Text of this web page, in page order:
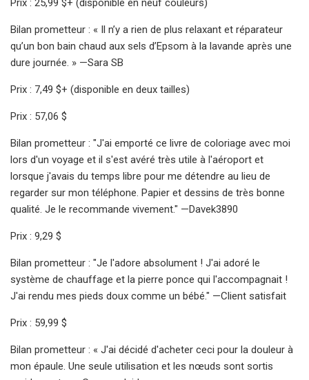
Prix : 25,99 $+ (disponible en neuf couleurs)
Bilan prometteur : « Il n’y a rien de plus relaxant et réparateur
qu’un bon bain chaud aux sels d’Epsom à la lavande après une
dure journée. » —Sara SB
Prix ​​: 7,49 $+ (disponible en deux tailles)
Prix : 57,06 $
Bilan prometteur : "J'ai emporté ce livre de coloriage avec moi
lors d'un voyage et il s'est avéré très utile à l'aéroport et
lorsque j'avais du temps libre pour me détendre au lieu de
regarder sur mon téléphone. Papier et dessins de très bonne
qualité. Je le recommande vivement." —Davek3890
Prix ​​: 9,29 $
Bilan prometteur : "Je l'adore absolument ! J'ai adoré le
système de chauffage et la pierre ponce qui l'accompagnait !
J'ai rendu mes pieds doux comme un bébé." —Client satisfait
Prix ​​: 59,99 $
Bilan prometteur : « J'ai décidé d'acheter ceci pour la douleur à
mon épaule. Une seule utilisation et les nœuds sont sortis